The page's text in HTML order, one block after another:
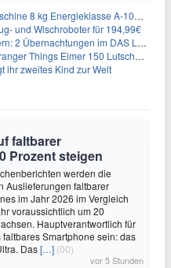
Energieklasse A-10% 1400 U/Min für 289,97€
und Wischroboter für 194,99€
im DAS LUDWIG Sports Resort inkl. HP + Wellness ab 174€ p.P.
Things Eimer 150 Lutscher für 21,95€
ihr zweites Kind zur Welt
faltbarer
Prozent steigen
werden die
Auslieferungen faltbarer
im Jahr 2026 im Vergleich
voraussichtlich um 20
Hauptverantwortlich für
Smartphone sein: das
Das[…] (00)
vor 5 Stunden